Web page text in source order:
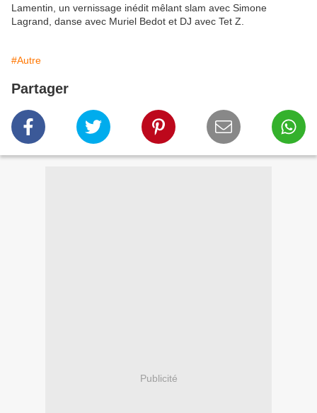
Lamentin, un vernissage inédit mêlant slam avec Simone
Lagrand, danse avec Muriel Bedot et DJ avec Tet Z.
#Autre
Partager
Publicité